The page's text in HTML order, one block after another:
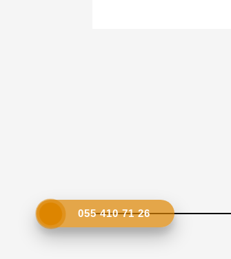
055 410 71 26